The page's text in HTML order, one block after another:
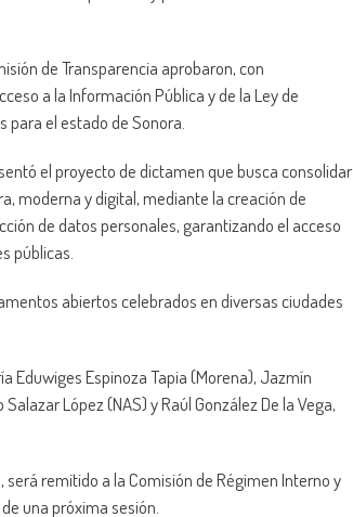
de Transparencia aprobaron, con
a la Información Pública y de la Ley de
para el estado de Sonora.
el proyecto de dictamen que busca consolidar
moderna y digital, mediante la creación de
de datos personales, garantizando el acceso
públicas.
abiertos celebrados en diversas ciudades
Eduwiges Espinoza Tapia (Morena), Jazmín
López (NAS) y Raúl González De la Vega,
remitido a la Comisión de Régimen Interno y
una próxima sesión.